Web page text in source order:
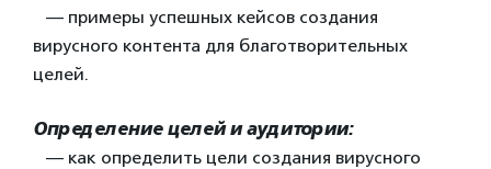
— примеры успешных кейсов создания
вирусного контента для благотворительных
целей.
Определение целей и аудитории:
— как определить цели создания вирусного